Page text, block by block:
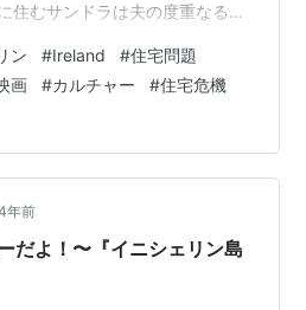
住むサンドラは夫の度重なる家
マザーとして育てていくこと
リンでは住宅危機が起きてお
れるような価格の家がなかな
共住宅へ入居申請するも、順番
はない。そこで、サンドラは政
ン #Ireland #住宅問題
画 #カルチャー #住宅危機
年前
だよ！〜『イニシェリン島